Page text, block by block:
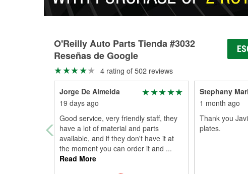
O'Reilly Auto Parts Tienda #3032
Reseñas de Google
4 rating of 502 reviews
Jorge De Almeida
19 days ago
Good service, very friendly staff, they
have a lot of material and parts
available, and if they don't have it at
the moment you can order it and ...
Read More
Stephany
1 month ago
Thank you
plates.